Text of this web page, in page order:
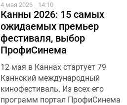
4 мая 2026 14:10
Канны 2026: 15 самых
ожидаемых премьер
фестиваля, выбор
ПрофиСинема
12 мая в Каннах стартует 79
Каннский международный
кинофестиваль. Из всех его
программ портал ПрофиСинема